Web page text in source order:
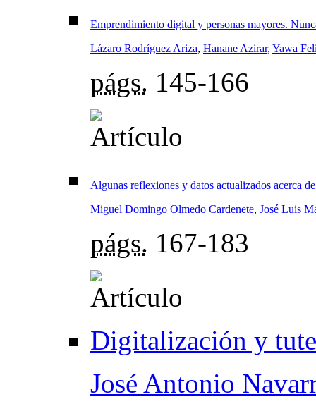
Emprendimiento digital y personas mayores.
Lázaro Rodríguez Ariza, Hanane Azirar, Yawa
págs. 145-166
Algunas reflexiones y datos actualizados acerca
Miguel Domingo Olmedo Cardenete, José Luis
págs. 167-183
Digitalización y
José Antonio